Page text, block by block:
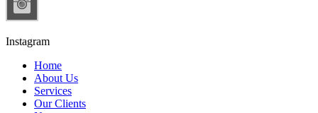
Instagram
Home
About Us
Services
Our Clients